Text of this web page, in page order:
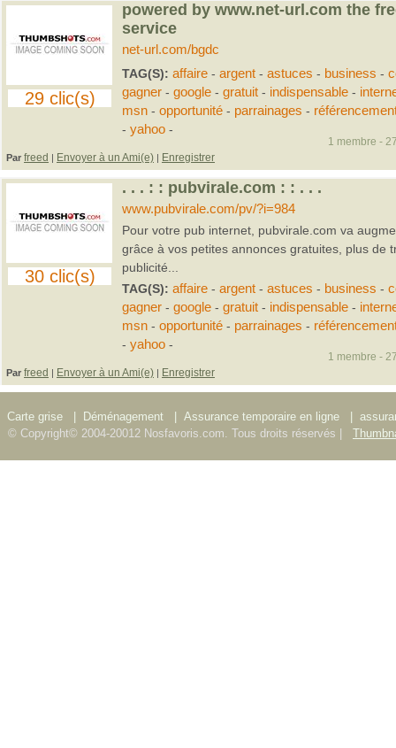
29 clic(s)
powered by www.net-url.com the
service
net-url.com/bgdc
TAG(S): affaire- argent- astuces - business -
gagner- google- gratuit- indispensable-
msn - opportunité- parrainages -
- yahoo-
Par freed | Envoyer à un Ami(e) | Enregistrer
1 membre -
30 clic(s)
. . . : : pubvirale.com : : . . .
www.pubvirale.com/pv/?i=984
Pour votre pub internet, pubvirale.com va
grâce à vos petites annonces gratuites, plus de
publicité...
TAG(S): affaire- argent- astuces - business -
gagner- google- gratuit- indispensable-
msn - opportunité- parrainages -
- yahoo-
Par freed | Envoyer à un Ami(e) | Enregistrer
1 membre -
Carte grise Déménagement Assurance temporaire en ligne
© Copyright© 2004-20012 Nosfavoris.com. Tous droits réservés |